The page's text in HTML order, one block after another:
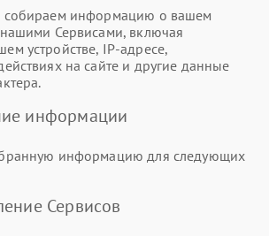
собираем информацию о вашем
Сервисами, включая
устройстве, IP-адресе,
на сайте и другие данные
информации
информацию для следующих
Сервисов